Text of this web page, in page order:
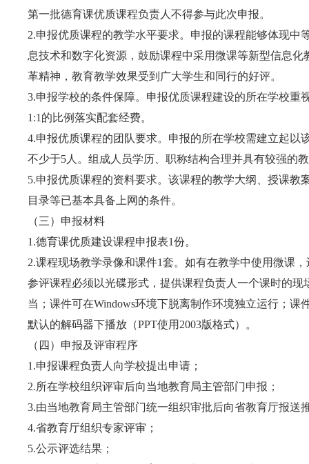
第一批德育课优质课程负责人不得参与此次申报。
2.申报优质课程的教学水平要求。申报的课程能够体现中
息技术和数字化资源，鼓励课程中采用微课等新型信息
革精神，教育教学效果受到广大学生和同行的好评。
3.申报学校的条件保障。申报优质课程建设的所在学校重
1:1的比例落实配套经费。
4.申报优质课程的团队要求。申报的所在学校需建立起以
不少于5人。组成人员学历、职称结构合理并具有较强的
5.申报优质课程的资料要求。该课程的教学大纲、授课教
目录等已基本具备上网的条件。
（三）申报材料
1.德育课优质建设课程申报表1份。
2.课程现场教学录像和课件1套。如有在教学中使用微课
参评课程必须以光碟形式，提供课程负责人一个课时的
当；课件可在Windows环境下脱离制作环境独立运行；
默认的解码器下播放（PPT使用2003版格式）。
（四）申报及评审程序
1.申报课程负责人向学校提出申请；
2.所在学校组织评审后向当地教育局主管部门申报；
3.由当地教育局主管部门统一组织审批后向省教育厅报送
4.省教育厅组织专家评审；
5.公示评选结果；